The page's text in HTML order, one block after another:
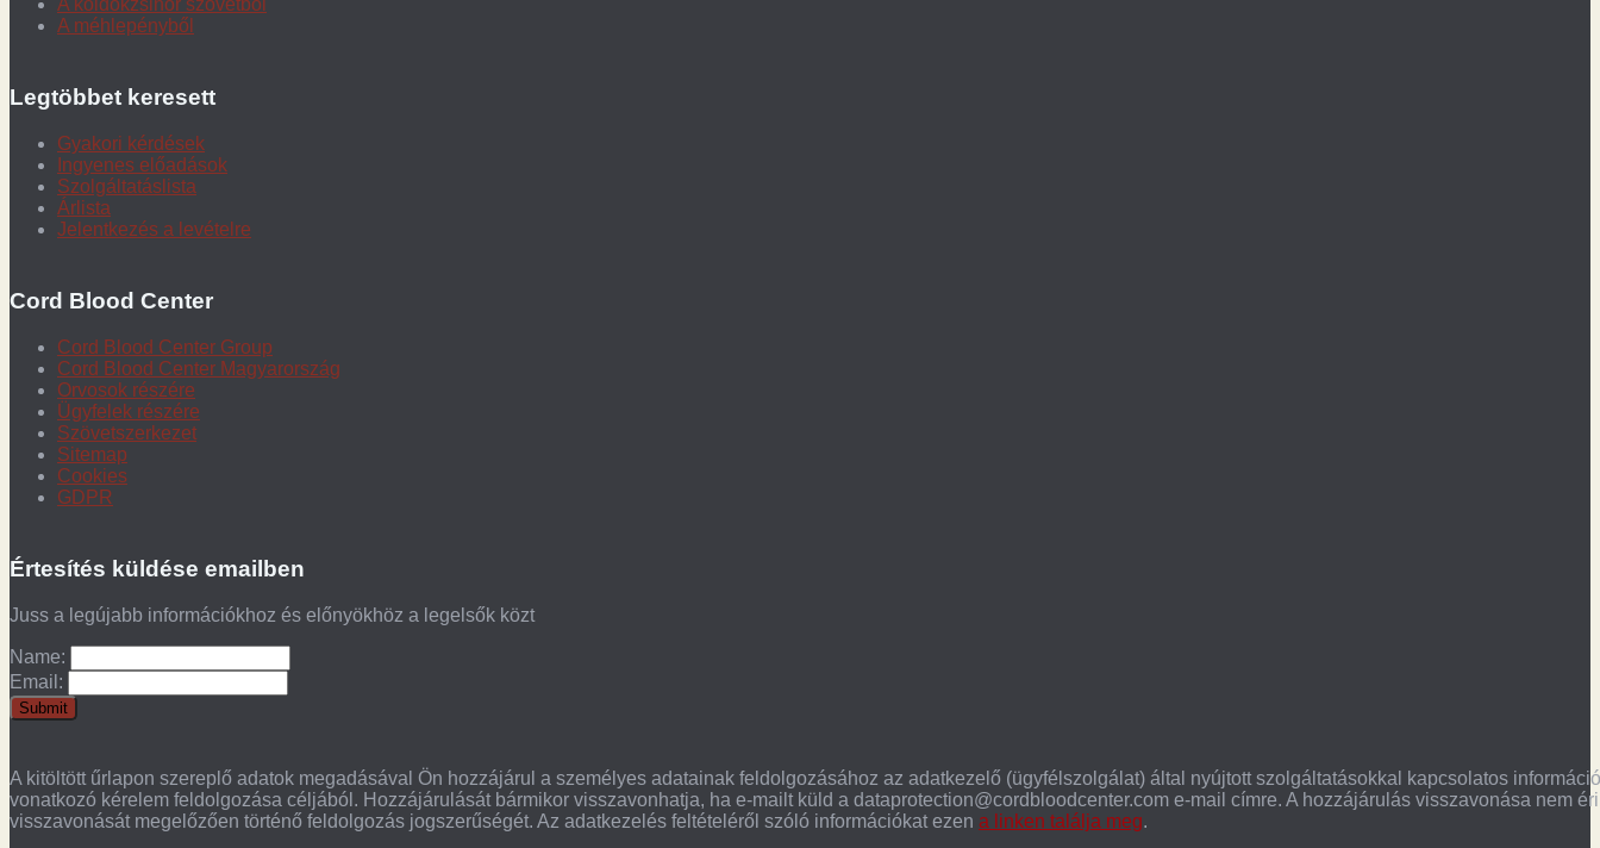
A köldökzsinór szövetből
A méhlepényből
Legtöbbet keresett
Gyakori kérdések
Ingyenes előadások
Szolgáltatáslista
Árlista
Jelentkezés a levételre
Cord Blood Center
Cord Blood Center Group
Cord Blood Center Magyarország
Orvosok részére
Ügyfelek részére
Szövetszerkezet
Sitemap
Cookies
GDPR
Értesítés küldése emailben
Juss a legújabb információkhoz és előnyökhöz a legelsők közt
Name:
Email:
A kitöltött űrlapon szereplő adatok megadásával Ön hozzájárul a személyes adatainak feldolgozásához az adatkezelő (ügyfélszolgálat) által nyújtott szolgáltatásokkal kapcsolatos
vonatkozó kérelem feldolgozása céljából. Hozzájárulását bármikor visszavonhatja, ha e-mailt küld a dataprotection@cordbloodcenter.com e-mail címre. A hozzájárulás visszavonása nem
visszavonását megelőzően történő feldolgozás jogszerűségét. Az adatkezelés feltételéről szóló információkat ezen a linken találja meg.